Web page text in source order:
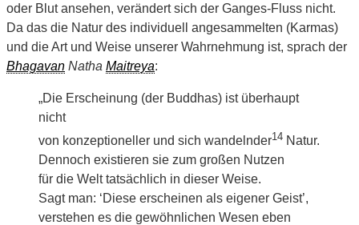
oder Blut ansehen, verändert sich der Ganges-Fluss nicht.
Da das die Natur des individuell angesammelten (Karmas)
und die Art und Weise unserer Wahrnehmung ist, sprach der
Bhagavan Natha Maitreya:
„Die Erscheinung (der Buddhas) ist überhaupt
nicht
von konzeptioneller und sich wandelnder14 Natur.
Dennoch existieren sie zum großen Nutzen
für die Welt tatsächlich in dieser Weise.
Sagt man: ‘Diese erscheinen als eigener Geist’,
verstehen es die gewöhnlichen Wesen eben